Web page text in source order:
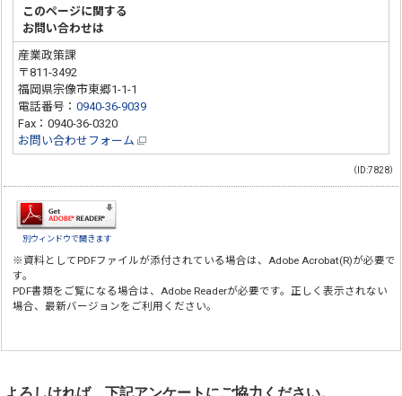
このページに関する
お問い合わせは
産業政策課
〒811-3492
福岡県宗像市東郷1-1-1
電話番号：0940-36-9039
Fax：0940-36-0320
お問い合わせフォーム
（ID:7828）
別ウィンドウで開きます
※資料としてPDFファイルが添付されている場合は、Adobe Acrobat(R)が必要で
す。
PDF書類をご覧になる場合は、Adobe Readerが必要です。正しく表示されない
場合、最新バージョンをご利用ください。